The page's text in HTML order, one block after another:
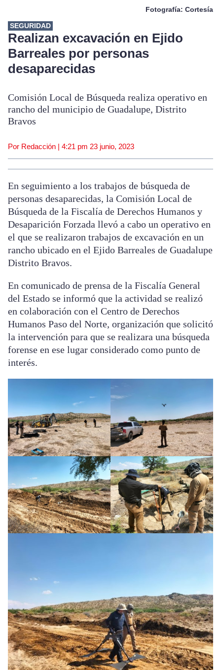
Fotografía: Cortesía
SEGURIDAD
Realizan excavación en Ejido
Barreales por personas
desaparecidas
Comisión Local de Búsqueda realiza operativo en
rancho del municipio de Guadalupe, Distrito
Bravos
Por Redacción | 4:21 pm 23 junio, 2023
En seguimiento a los trabajos de búsqueda de
personas desaparecidas, la Comisión Local de
Búsqueda de la Fiscalía de Derechos Humanos y
Desaparición Forzada llevó a cabo un operativo en
el que se realizaron trabajos de excavación en un
rancho ubicado en el Ejido Barreales de Guadalupe
Distrito Bravos.
En comunicado de prensa de la Fiscalía General
del Estado se informó que la actividad se realizó
en colaboración con el Centro de Derechos
Humanos Paso del Norte, organización que solicitó
la intervención para que se realizara una búsqueda
forense en ese lugar considerado como punto de
interés.